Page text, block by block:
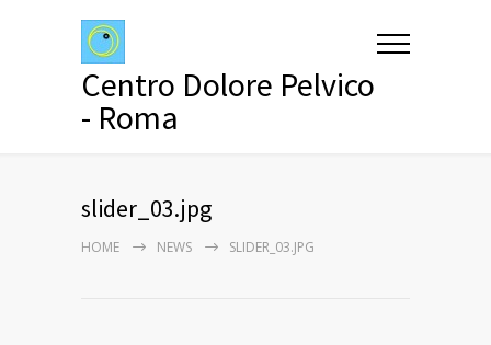
Centro Dolore Pelvico
- Roma
slider_03.jpg
HOME NEWS SLIDER_03.JPG